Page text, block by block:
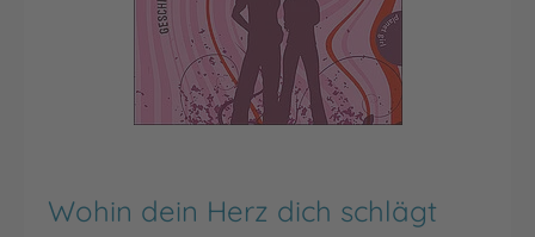
Wohin dein Herz dich schlägt